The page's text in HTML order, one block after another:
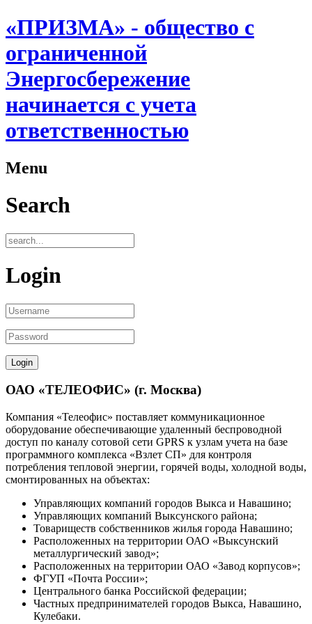
«ПРИЗМА» - общество с
ограниченной
Энергосбережение
начинается с учета
ответственностью
Menu
Search
Login
ОАО «ТЕЛЕОФИС» (г. Москва)
Компания «Телеофис» поставляет коммуникационное
оборудование обеспечивающие удаленный беспроводной
доступ по каналу сотовой сети GPRS к узлам учета на базе
программного комплекса «Взлет СП» для контроля
потребления тепловой энергии, горячей воды, холодной воды,
смонтированных на объектах:
Управляющих компаний городов Выкса и Навашино;
Управляющих компаний Выксунского района;
Товариществ собственников жилья города Навашино;
Расположенных на территории ОАО «Выксунский
металлургический завод»;
Расположенных на территории ОАО «Завод корпусов»;
ФГУП «Почта России»;
Центрального банка Российской федерации;
Частных предпринимателей городов Выкса, Навашино,
Кулебаки.